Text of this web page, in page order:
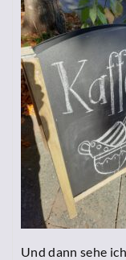
Und dann sehe